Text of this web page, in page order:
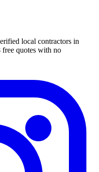
local contractors in
free quotes with no